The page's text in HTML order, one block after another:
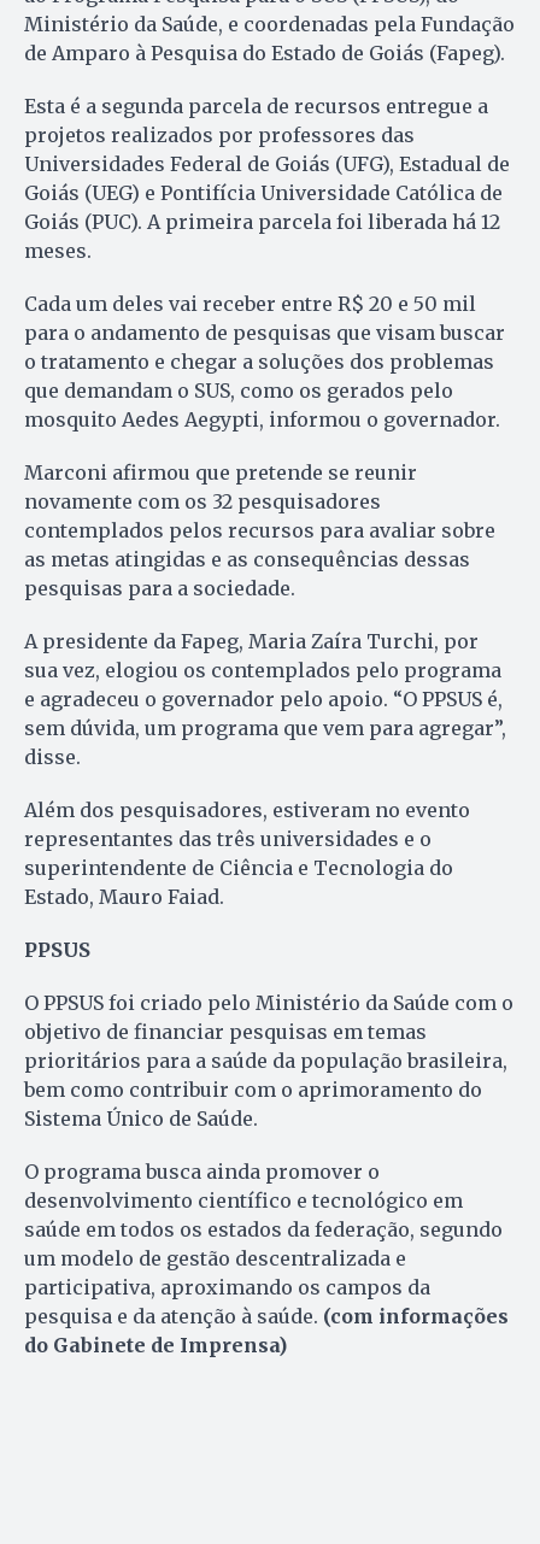
Ministério da Saúde, e coordenadas pela Fundação
de Amparo à Pesquisa do Estado de Goiás (Fapeg).
Esta é a segunda parcela de recursos entregue a
projetos realizados por professores das
Universidades Federal de Goiás (UFG), Estadual de
Goiás (UEG) e Pontifícia Universidade Católica de
Goiás (PUC). A primeira parcela foi liberada há 12
meses.
Cada um deles vai receber entre R$ 20 e 50 mil
para o andamento de pesquisas que visam buscar
o tratamento e chegar a soluções dos problemas
que demandam o SUS, como os gerados pelo
mosquito Aedes Aegypti, informou o governador.
Marconi afirmou que pretende se reunir
novamente com os 32 pesquisadores
contemplados pelos recursos para avaliar sobre
as metas atingidas e as consequências dessas
pesquisas para a sociedade.
A presidente da Fapeg, Maria Zaíra Turchi, por
sua vez, elogiou os contemplados pelo programa
e agradeceu o governador pelo apoio. “O PPSUS é,
sem dúvida, um programa que vem para agregar”,
disse.
Além dos pesquisadores, estiveram no evento
representantes das três universidades e o
superintendente de Ciência e Tecnologia do
Estado, Mauro Faiad.
PPSUS
O PPSUS foi criado pelo Ministério da Saúde com o
objetivo de financiar pesquisas em temas
prioritários para a saúde da população brasileira,
bem como contribuir com o aprimoramento do
Sistema Único de Saúde.
O programa busca ainda promover o
desenvolvimento científico e tecnológico em
saúde em todos os estados da federação, segundo
um modelo de gestão descentralizada e
participativa, aproximando os campos da
pesquisa e da atenção à saúde. (com informações
do Gabinete de Imprensa)